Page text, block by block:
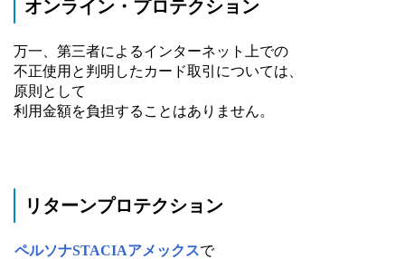
オンライン・プロテクション
万一、第三者によるインターネット上での
不正使用と判明したカード取引については、
原則として
利用金額を負担することはありません。
リターンプロテクション
ペルソナSTACIAアメックスで